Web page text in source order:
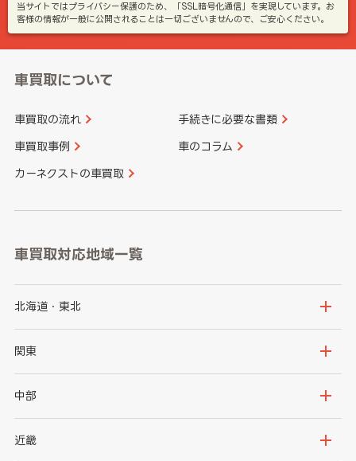
当サイトではプライバシー保護のため、「SSL暗号化通信」を実現しています。お
客様の情報が一般に公開されることは一切ございませんので、ご安心ください。
車買取について
車買取の流れ 手続きに必要な書類
車買取事例 車のコラム
カーネクストの車買取
車買取対応地域一覧
北海道・東北
北海道
岩手県
秋田県
関東
茨城県
群馬県
中部
新潟県
近畿